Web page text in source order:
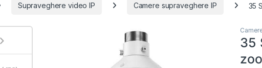
Supraveghere video IP Camere supraveghere IP 35
35